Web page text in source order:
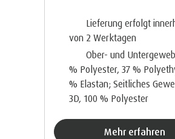
Lieferung erfolgt
von 2 Werktagen
Ober- und
% Polyester, 37 %
% Elastan; Seitliches
3D, 100 % Polyester
Mehr erfahren